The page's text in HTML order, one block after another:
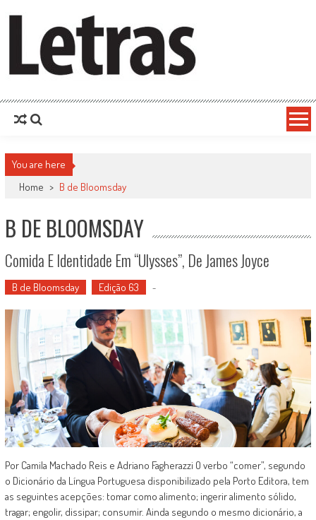
You are here
Home > B de Bloomsday
B DE BLOOMSDAY
Comida E Identidade Em “Ulysses”, De James Joyce
B de Bloomsday Edição 63 -
Por Camila Machado Reis e Adriano Fagherazzi O verbo “comer”, segundo
o Dicionário da Língua Portuguesa disponibilizado pela Porto Editora, tem
as seguintes acepções: tomar como alimento; ingerir alimento sólido,
tragar; engolir, dissipar; consumir. Ainda segundo o mesmo dicionário, a